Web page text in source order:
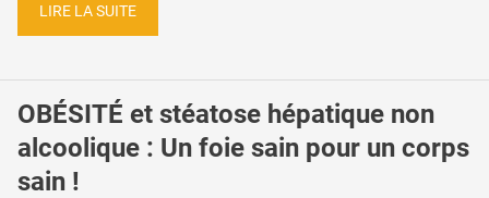
LIRE LA SUITE
OBÉSITÉ et stéatose hépatique non
alcoolique : Un foie sain pour un corps
sain !